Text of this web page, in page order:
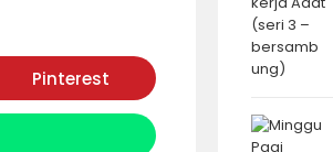
Opens
in
a
Pinterest